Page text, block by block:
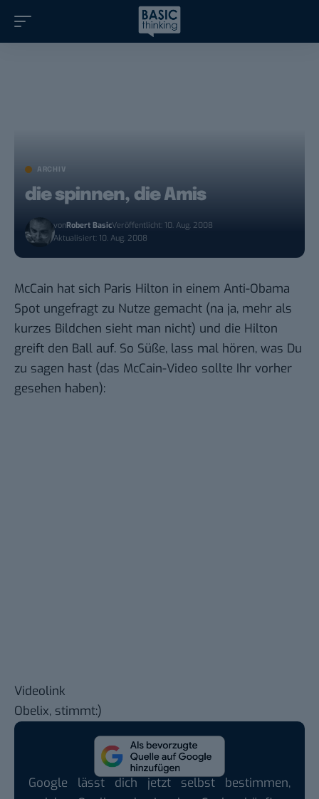
ARCHIV
die spinnen, die Amis
vonRobert BasicVeröffentlicht: 10. Aug. 2008
Aktualisiert: 10. Aug. 2008
McCain hat sich Paris Hilton in einem Anti-Obama
Spot ungefragt zu Nutze gemacht (na ja, mehr als
kurzes Bildchen sieht man nicht) und die Hilton
greift den Ball auf. So Süße, lass mal hören, was Du
zu sagen hast (das McCain-Video sollte Ihr vorher
gesehen haben):
Videolink
Obelix, stimmt:)
Google lässt dich jetzt selbst bestimmen,